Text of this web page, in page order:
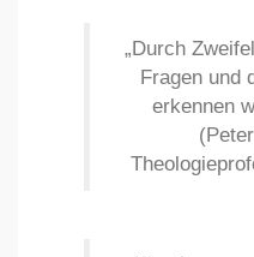
„Durch
Fragen und
erkennen